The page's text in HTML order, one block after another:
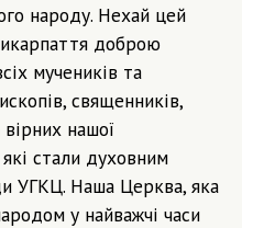
народу. Нехай цей
доброю
мучеників та
священників,
нашої
стали духовним
УГКЦ. Наша Церква, яка
у найважчі часи